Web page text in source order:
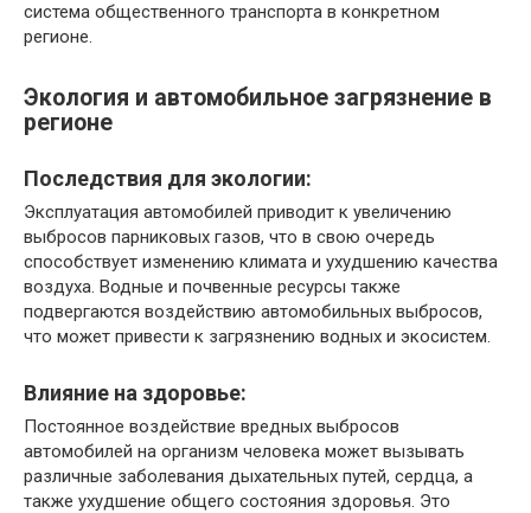
система общественного транспорта в конкретном
регионе.
Экология и автомобильное загрязнение в
регионе
Последствия для экологии:
Эксплуатация автомобилей приводит к увеличению
выбросов парниковых газов, что в свою очередь
способствует изменению климата и ухудшению качества
воздуха. Водные и почвенные ресурсы также
подвергаются воздействию автомобильных выбросов,
что может привести к загрязнению водных и экосистем.
Влияние на здоровье:
Постоянное воздействие вредных выбросов
автомобилей на организм человека может вызывать
различные заболевания дыхательных путей, сердца, а
также ухудшение общего состояния здоровья. Это